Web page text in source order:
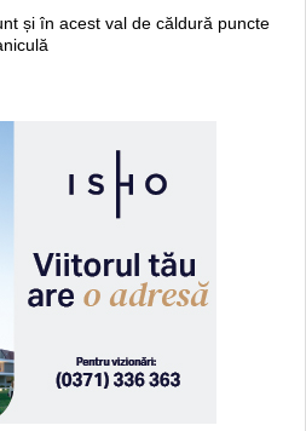
și în acest val de căldură puncte